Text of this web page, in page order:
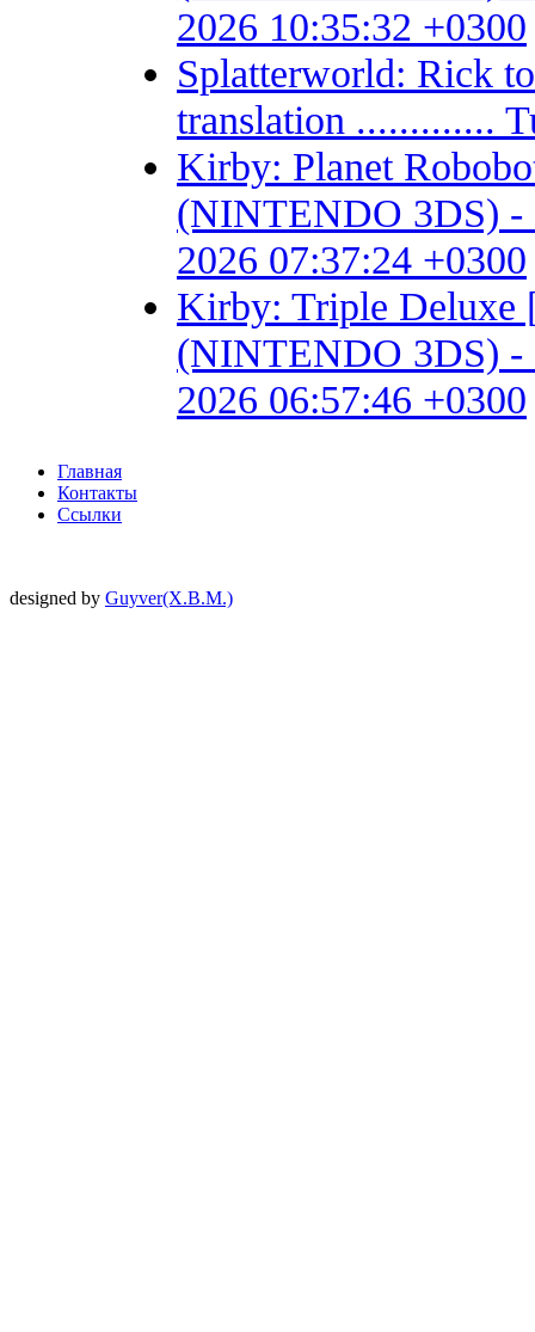
2026 10:35:32 +0300
Splatterworld: Rick
translation .............
Kirby: Planet
(NINTENDO 3DS) -
2026 07:37:24 +0300
Kirby: Triple
(NINTENDO 3DS) -
2026 06:57:46 +0300
Главная
Контакты
Ссылки
designed by Guyver(X.B.M.)